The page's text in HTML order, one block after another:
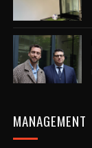
MANAGEMENT